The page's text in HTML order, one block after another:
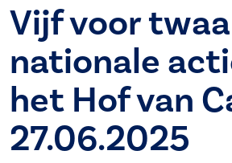
Vijf voor
nationale
het Hof van
27.06.2025